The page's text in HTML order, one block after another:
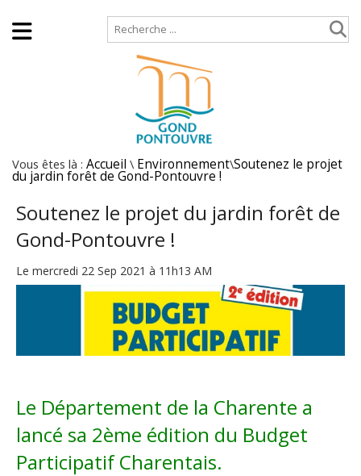
Vous êtes là : Accueil \ Environnement\Soutenez le projet
du jardin forêt de Gond-Pontouvre !
Soutenez le projet du jardin forêt de
Gond-Pontouvre !
Le mercredi 22 Sep 2021 à 11h13 AM
Le Département de la Charente a
lancé sa 2ème édition du Budget
Participatif Charentais.